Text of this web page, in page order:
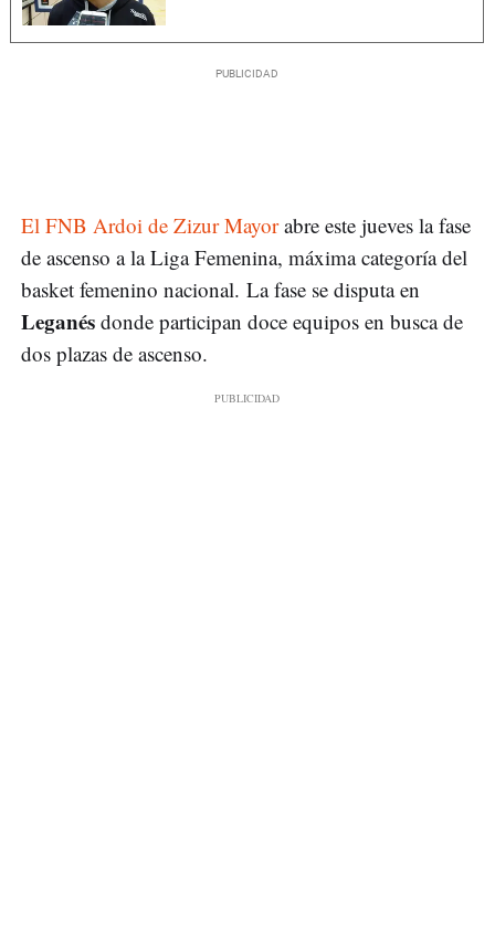
El FNB Ardoi de Zizur Mayorabre este jueves la fase
de ascenso a la Liga Femenina, máxima categoría del
basket femenino nacional. La fase se disputa en
Leganés donde participan doce equipos en busca de
dos plazas de ascenso.